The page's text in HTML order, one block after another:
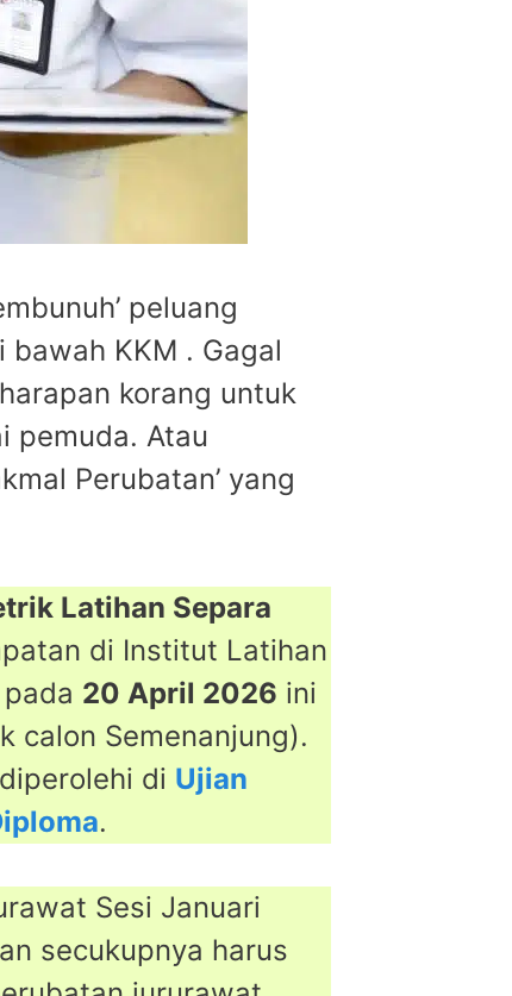
peluang
KKM . Gagal
korang untuk
pemuda. Atau
Perubatan’ yang
Latihan Separa
di Institut Latihan
20 April 2026 ini
calon Semenanjung).
di Ujian
.
Sesi Januari
secukupnya harus